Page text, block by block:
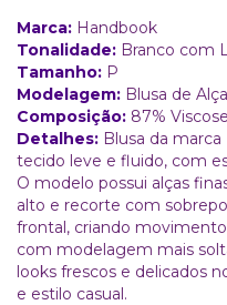
Marca: Handbook
Tonalidade: Branco com
Tamanho: P
Modelagem: Blusa de Alça
Composição: 87%
Detalhes: Blusa da
tecido leve e fluido, com
O modelo possui alças
alto e recorte com
frontal, criando
com modelagem mais
looks frescos e delicados
e estilo casual.